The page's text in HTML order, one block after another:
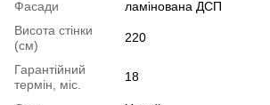
Фасади
ламінована ДСП
Висота стінки
(см)
220
Гарантійний
термін, міс.
18